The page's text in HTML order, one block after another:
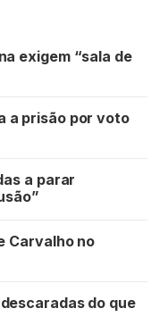
exigem “sala de
a prisão por voto
a parar
Carvalho no
do que